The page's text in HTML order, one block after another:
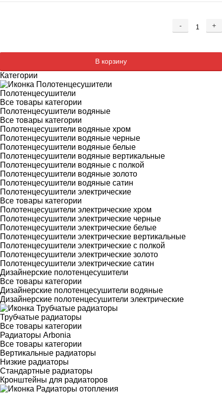
- +
В корзину
Категории
Полотенцесушители
Все товары категории
Полотенцесушители водяные
Все товары категории
Полотенцесушители водяные хром
Полотенцесушители водяные черные
Полотенцесушители водяные белые
Полотенцесушители водяные вертикальные
Полотенцесушители водяные с полкой
Полотенцесушители водяные золото
Полотенцесушители водяные сатин
Полотенцесушители электрические
Все товары категории
Полотенцесушители электрические хром
Полотенцесушители электрические черные
Полотенцесушители электрические белые
Полотенцесушители электрические вертикальные
Полотенцесушители электрические с полкой
Полотенцесушители электрические золото
Полотенцесушители электрические сатин
Дизайнерские полотенцесушители
Все товары категории
Дизайнерские полотенцесушители водяные
Дизайнерские полотенцесушители электрические
Трубчатые радиаторы
Все товары категории
Радиаторы Arbonia
Все товары категории
Вертикальные радиаторы
Низкие радиаторы
Стандартные радиаторы
Кронштейны для радиаторов